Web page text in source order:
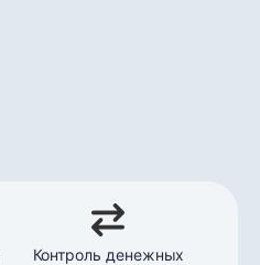
Контроль денежных